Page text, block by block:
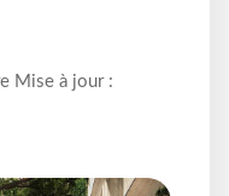
Mise à jour :